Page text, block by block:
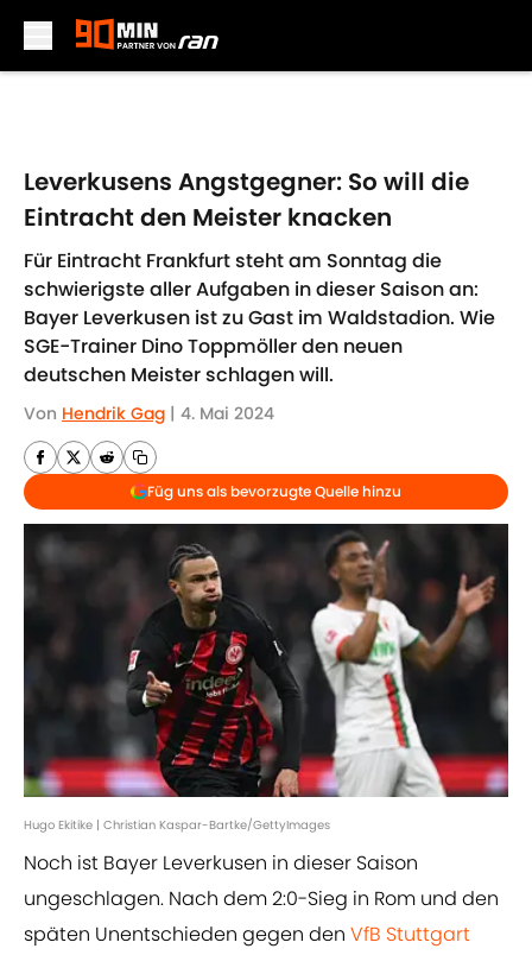
Leverkusens Angstgegner: So will die
Eintracht den Meister knacken
Für Eintracht Frankfurt steht am Sonntag die
schwierigste aller Aufgaben in dieser Saison an:
Bayer Leverkusen ist zu Gast im Waldstadion. Wie
SGE-Trainer Dino Toppmöller den neuen
deutschen Meister schlagen will.
Von Hendrik Gag | 4. Mai 2024
Füg uns als bevorzugte Quelle hinzu
Hugo Ekitike | Christian Kaspar-Bartke/GettyImages
Noch ist Bayer Leverkusen in dieser Saison
ungeschlagen. Nach dem 2:0-Sieg in Rom und den
späten Unentschieden gegen den VfB Stuttgart